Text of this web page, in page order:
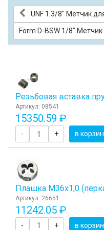
UNF 1.3/8" Метчик
Form D-BSW 1/8"
Резьбовая вставка
Артикул: 08541
15350.59 ₽
- + в
Плашка М36x1,0
Артикул: 26651
11242.05 ₽
- + в